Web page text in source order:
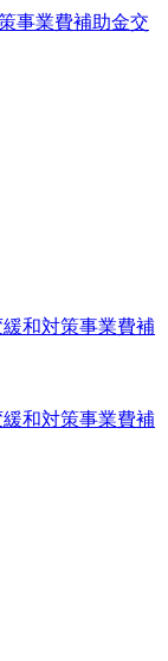
事業費補助金交
和対策事業費補
和対策事業費補